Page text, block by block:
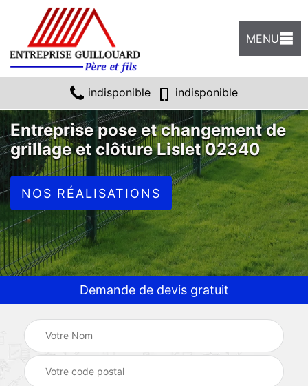
MENU
indisponible indisponible
Entreprise pose et changement de
grillage et clôture Lislet 02340
NOS RÉALISATIONS
Demande de devis gratuit